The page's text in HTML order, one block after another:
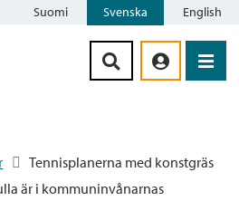
Suomi Svenska English
Tennisplanerna med konstgräs
är i kommuninvånarnas